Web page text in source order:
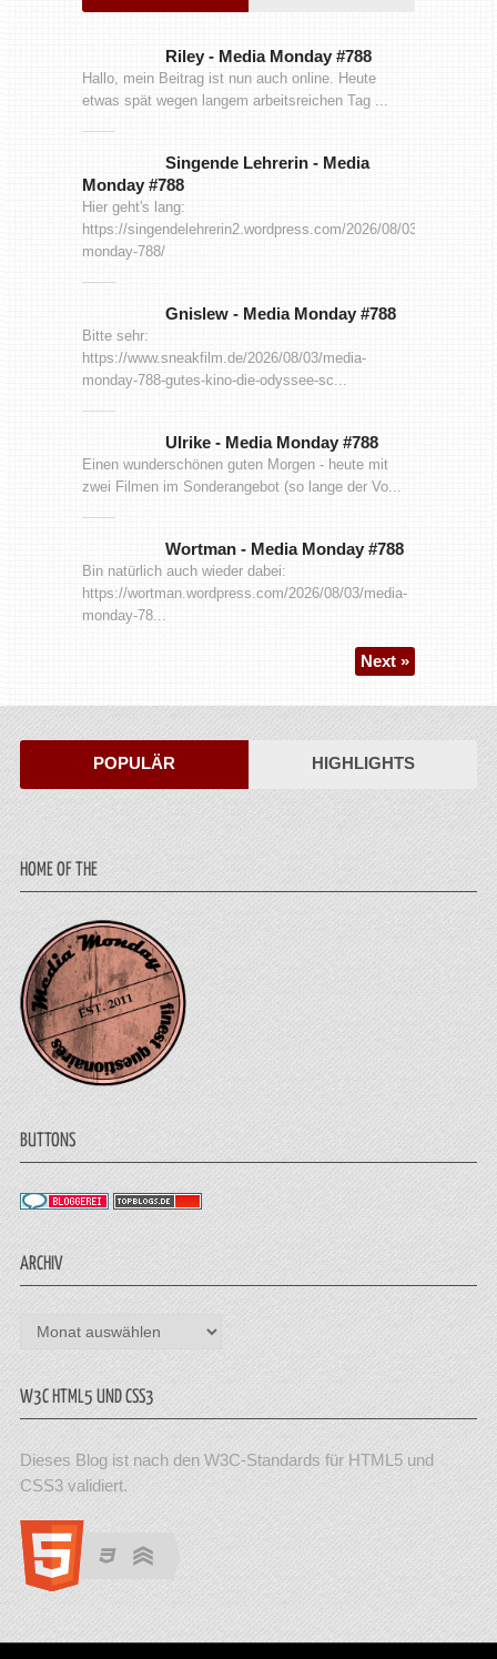
Riley - Media Monday #788
Hallo, mein Beitrag ist nun auch online. Heute
etwas spät wegen langem arbeitsreichen Tag ...
Singende Lehrerin - Media
Monday #788
Hier geht's lang:
https://singendelehrerin2.wordpress.com/2026/08/03/media-
monday-788/
Gnislew - Media Monday #788
Bitte sehr:
https://www.sneakfilm.de/2026/08/03/media-
monday-788-gutes-kino-die-odyssee-sc...
Ulrike - Media Monday #788
Einen wunderschönen guten Morgen - heute mit
zwei Filmen im Sonderangebot (so lange der Vo...
Wortman - Media Monday #788
Bin natürlich auch wieder dabei:
https://wortman.wordpress.com/2026/08/03/media-
monday-78...
Next »
POPULÄR HIGHLIGHTS
HOME OF THE
BUTTONS
ARCHIV
Archiv
W3C HTML5 UND CSS3
Dieses Blog ist nach den W3C-Standards für HTML5 und
CSS3 validiert.